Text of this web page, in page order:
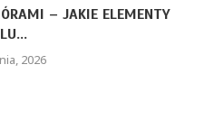
– JAKIE ELEMENTY
2026